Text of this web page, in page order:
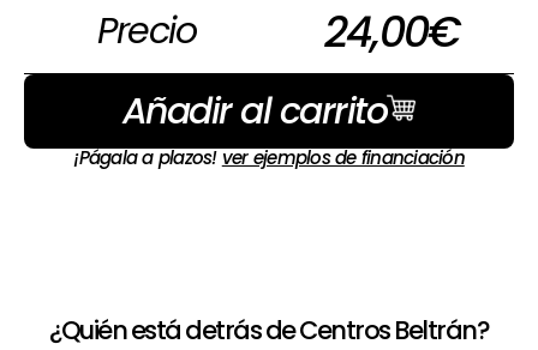
Precio 24,00€
Añadir al carrito
¡Págala a plazos! ver ejemplos de financiación
¿Quién está detrás de Centros Beltrán?